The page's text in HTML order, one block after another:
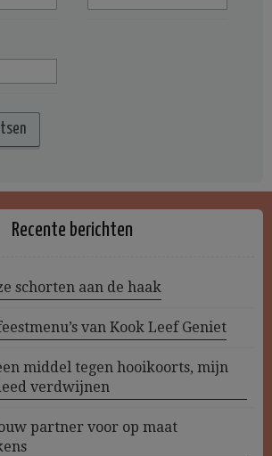
Recente berichten
schorten aan de haak
van Kook Leef Geniet
middel tegen hooikoorts, mijn
verdwijnen
partner voor op maat